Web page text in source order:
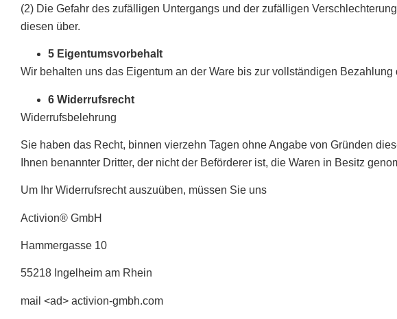
(2) Die Gefahr des zufälligen Untergangs und der zufälligen
diesen über.
5 Eigentumsvorbehalt
Wir behalten uns das Eigentum an der Ware bis zur vollständigen Bezahlung
6 Widerrufsrecht
Widerrufsbelehrung
Sie haben das Recht, binnen vierzehn Tagen ohne Angabe von Gründen
Ihnen benannter Dritter, der nicht der Beförderer ist, die Waren in Besitz
Um Ihr Widerrufsrecht auszuüben, müssen Sie uns
Activion® GmbH
Hammergasse 10
​55218 Ingelheim am Rhein
mail <ad> activion-gmbh.com